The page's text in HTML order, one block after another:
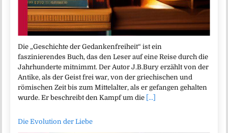
Die „Geschichte der Gedankenfreiheit“ ist ein
faszinierendes Buch, das den Leser auf eine Reise durch die
Jahrhunderte mitnimmt. Der Autor J.B.Bury erzählt von der
Antike, als der Geist frei war, von der griechischen und
römischen Zeit bis zum Mittelalter, als er gefangen gehalten
wurde. Er beschreibt den Kampf um die [...]
Die Evolution der Liebe